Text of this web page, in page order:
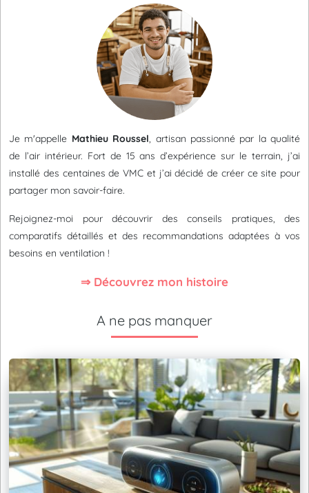
Je m'appelle Mathieu Roussel, artisan passionné par la qualité
de l’air intérieur. Fort de 15 ans d’expérience sur le terrain, j’ai
installé des centaines de VMC et j’ai décidé de créer ce site pour
partager mon savoir-faire.
Rejoignez-moi pour découvrir des conseils pratiques, des
comparatifs détaillés et des recommandations adaptées à vos
besoins en ventilation !
⇒ Découvrez mon histoire
A ne pas manquer